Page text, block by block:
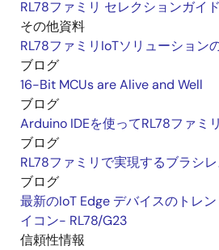
RL78ファミリ セレクションガイド
その他資料
RL78ファミリIoTソリューション
ブログ
16-Bit MCUs are Alive and Well
ブログ
Arduino IDEを使ってRL78ファミ
ブログ
RL78ファミリで実現するブラシ
ブログ
最新のIoT Edge デバイスのトレ
イコン- RL78/G23
信頼性情報